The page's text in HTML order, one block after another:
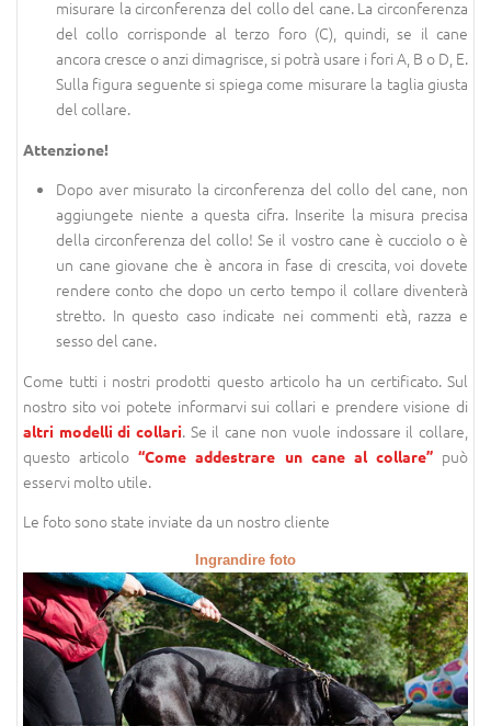
misurare la circonferenza del collo del cane. La circonferenza
del collo corrisponde al terzo foro (C), quindi, se il cane
ancora cresce o anzi dimagrisce, si potrà usare i fori A, B o D, E.
Sulla figura seguente si spiega come misurare la taglia giusta
del collare.
Attenzione!
Dopo aver misurato la circonferenza del collo del cane, non
aggiungete niente a questa cifra. Inserite la misura precisa
della circonferenza del collo! Se il vostro cane è cucciolo o è
un cane giovane che è ancora in fase di crescita, voi dovete
rendere conto che dopo un certo tempo il collare diventerà
stretto. In questo caso indicate nei commenti età, razza e
sesso del cane.
Come tutti i nostri prodotti questo articolo ha un certificato. Sul
nostro sito voi potete informarvi sui collari e prendere visione di
altri modelli di collari. Se il cane non vuole indossare il collare,
questo articolo“Come addestrare un cane al collare”può
esservi molto utile.
Le foto sono state inviate da un nostro cliente
Ingrandire foto